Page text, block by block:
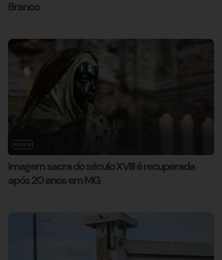
Branco
NOTÍCIA
Imagem sacra do século XVIII é recuperada
após 20 anos em MG